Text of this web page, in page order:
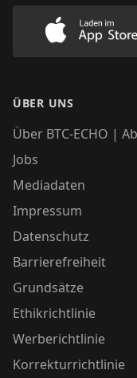
Lade
ÜBER UNS
Über BTC-ECHO |
Jobs
Mediadaten
Impressum
Datenschutz
Barrierefreiheit
Grundsätze
Ethikrichtlinie
Werberichtlinie
Korrekturrichtlinie